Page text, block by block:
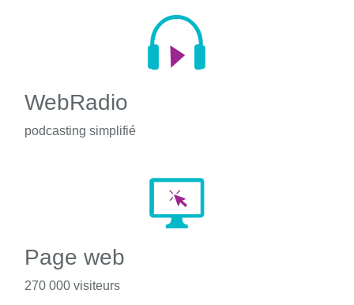
WebRadio
podcasting simplifié
Page web
270 000 visiteurs